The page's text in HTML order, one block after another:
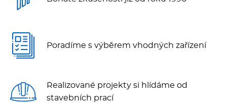
Prostředky-Změkčovače
Poradíme s výběrem vhodných zařízení
Realizované projekty si hlídáme od
stavebních prací